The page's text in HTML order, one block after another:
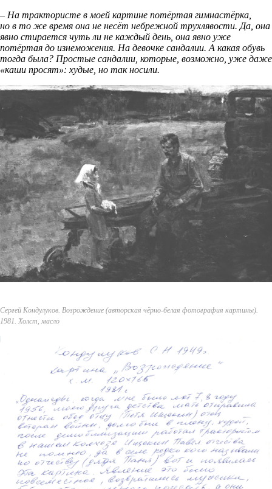
– На трактористе в моей картине потёртая гимнастёрка,
но в то же время она не несёт небрежной трухлявости. Да, она
явно стирается чуть ли не каждый день, она явно уже
потёртая до изнеможения. На девочке сандалии. А какая обувь
тогда была? Простые сандалии, которые, возможно, уже даже
«каши просят»: худые, но так носили.
Сергей Кондулуков. Возрождение (авторская чёрно-белая фотография картины).
1981. Холст, масло